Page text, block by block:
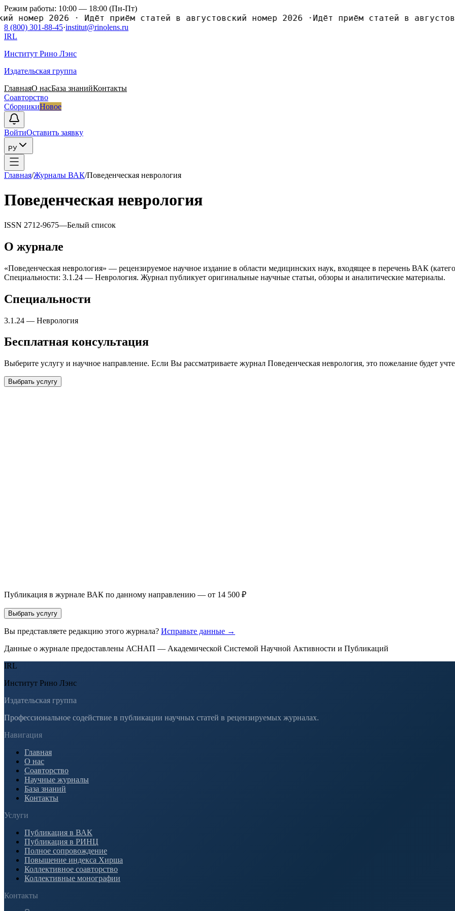
Режим работы: 10:00 — 18:00 (Пн-Пт)
номер 2026·Идёт приём статей в августовский номер 2026· Идёт приём статей в
8 (800) 301-88-45·institut@rinolens.ru
IRL
Институт Рино Лэнс
Издательская группа
ГлавнаяО насБаза знанийКонтакты
Соавторство
СборникиНовое
ВойтиОставить заявку
РУ
Главная/Журналы ВАК/Поведенческая неврология
Поведенческая неврология
ISSN 2712-9675—Белый список
О журнале
«Поведенческая неврология» — рецензируемое научное издание в области медицинских наук, входящее в перечень ВАК
Специальности: 3.1.24 — Неврология. Журнал публикует оригинальные научные статьи, обзоры и аналитические материалы.
Специальности
3.1.24 — Неврология
Бесплатная консультация
Выберите услугу и научное направление. Если Вы рассматриваете журнал Поведенческая неврология, это пожелание будет
Выбрать услугу
Публикация в журнале ВАК по данному направлению — от 14 500 ₽
Выбрать услугу
Вы представляете редакцию этого журнала? Исправьте данные →
Данные о журнале предоставлены АСНАП — Академической Системой Научной Активности и Публикаций
IRL
Институт Рино Лэнс
Издательская группа
Профессиональное содействие в публикации научных статей в рецензируемых журналах.
Навигация
Главная
О нас
Соавторство
Научные журналы
База знаний
Контакты
Услуги
Публикация в ВАК
Публикация в РИНЦ
Полное сопровождение
Повышение индекса Хирша
Коллективное соавторство
Коллективные монографии
Контакты